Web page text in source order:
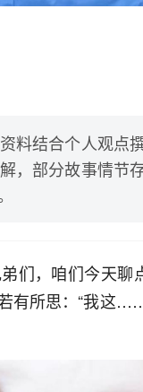
料结合个人观点
，部分故事情节
们，咱们今天聊
有所思：“我这